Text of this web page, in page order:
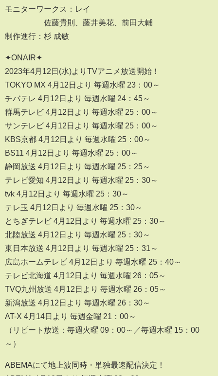
モニターワークス：レイ
佐藤貴則、藤井美花、前田大輔
制作進行：杉 成敏
✦ONAIR✦
2023年4月12日(水)よりTVアニメ放送開始！
TOKYO MX 4月12日より 毎週水曜 23：00～
チバテレ 4月12日より 毎週水曜 24：45～
群馬テレビ 4月12日より 毎週水曜 25：00～
サンテレビ 4月12日より 毎週水曜 25：00～
KBS京都 4月12日より 毎週水曜 25：00～
BS11 4月12日より 毎週水曜 25：00～
静岡放送 4月12日より 毎週水曜 25：25～
テレビ愛知 4月12日より 毎週水曜 25：30～
tvk 4月12日より 毎週水曜 25：30～
テレ玉 4月12日より 毎週水曜 25：30～
とちぎテレビ 4月12日より 毎週水曜 25：30～
北陸放送 4月12日より 毎週水曜 25：30～
東日本放送 4月12日より 毎週水曜 25：31～
広島ホームテレビ 4月12日より 毎週水曜 25：40～
テレビ北海道 4月12日より 毎週水曜 26：05～
TVQ九州放送 4月12日より 毎週水曜 26：05～
新潟放送 4月12日より 毎週水曜 26：30～
AT-X 4月14日より 毎週金曜 21：00～
（リピート放送：毎週火曜 09：00～／毎週木曜 15：00
～）
ABEMAにて地上波同時・単独最速配信決定！